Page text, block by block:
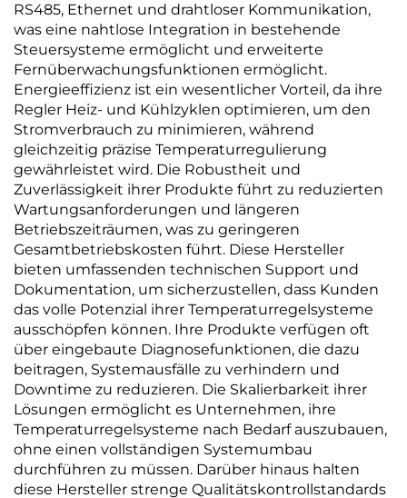
RS485, Ethernet und drahtloser Kommunikation,
was eine nahtlose Integration in bestehende
Steuersysteme ermöglicht und erweiterte
Fernüberwachungsfunktionen ermöglicht.
Energieeffizienz ist ein wesentlicher Vorteil, da ihre
Regler Heiz- und Kühlzyklen optimieren, um den
Stromverbrauch zu minimieren, während
gleichzeitig präzise Temperaturregulierung
gewährleistet wird. Die Robustheit und
Zuverlässigkeit ihrer Produkte führt zu reduzierten
Wartungsanforderungen und längeren
Betriebszeiträumen, was zu geringeren
Gesamtbetriebskosten führt. Diese Hersteller
bieten umfassenden technischen Support und
Dokumentation, um sicherzustellen, dass Kunden
das volle Potenzial ihrer Temperaturregelsysteme
ausschöpfen können. Ihre Produkte verfügen oft
über eingebaute Diagnosefunktionen, die dazu
beitragen, Systemausfälle zu verhindern und
Downtime zu reduzieren. Die Skalierbarkeit ihrer
Lösungen ermöglicht es Unternehmen, ihre
Temperaturregelsysteme nach Bedarf auszubauen,
ohne einen vollständigen Systemumbau
durchführen zu müssen. Darüber hinaus halten
diese Hersteller strenge Qualitätskontrollstandards